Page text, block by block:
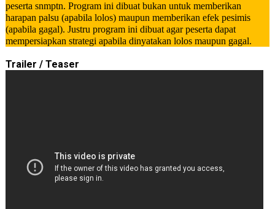
peserta snmptn. Program ini dibuat bukan untuk memberikan
harapan palsu (apabila lolos) maupun memberikan efek pesimis
(apabila gagal). Justru program ini dibuat agar peserta dapat
mempersiapkan strategi apabila dinyatakan lolos maupun gagal.
Trailer / Teaser